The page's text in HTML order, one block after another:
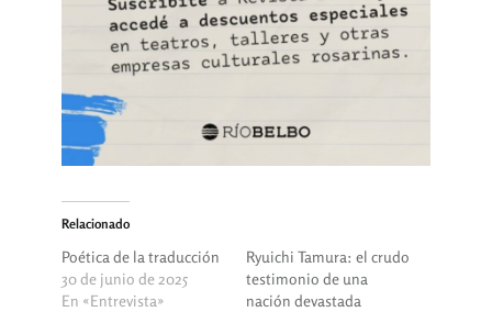
Relacionado
Poética de la traducción
30 de junio de 2025
En «Entrevista»
Ryuichi Tamura: el crudo
testimonio de una
nación devastada